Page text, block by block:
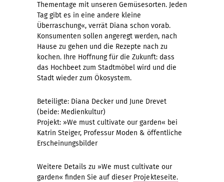
Thementage mit unseren Gemüsesorten. Jeden
Tag gibt es in eine andere kleine
Überraschung«, verrät Diana schon vorab.
Konsumenten sollen angeregt werden, nach
Hause zu gehen und die Rezepte nach zu
kochen. Ihre Hoffnung für die Zukunft: dass
das Hochbeet zum Stadtmöbel wird und die
Stadt wieder zum Ökosystem.
Beteiligte: Diana Decker und June Drevet
(beide: Medienkultur)
Projekt: »We must cultivate our garden« bei
Katrin Steiger, Professur Moden & öffentliche
Erscheinungsbilder
Weitere Details zu »We must cultivate our
garden« finden Sie auf dieser Projekteseite.